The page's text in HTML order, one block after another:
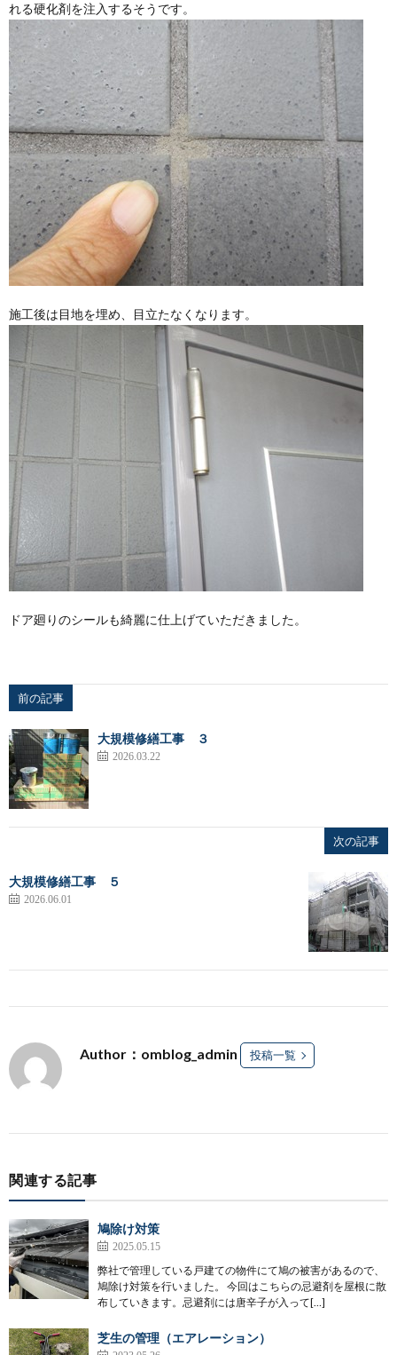
れる硬化剤を注入するそうです。
施工後は目地を埋め、目立たなくなります。
ドア廻りのシールも綺麗に仕上げていただきました。
前の記事
大規模修繕工事 ３
2026.03.22
次の記事
大規模修繕工事 ５
2026.06.01
Author：omblog_admin 投稿一覧
関連する記事
鳩除け対策
2025.05.15
弊社で管理している戸建ての物件にて鳩の被害があるので、
鳩除け対策を行いました。 今回はこちらの忌避剤を屋根に散
布していきます。忌避剤には唐辛子が入って[…]
芝生の管理（エアレーション）